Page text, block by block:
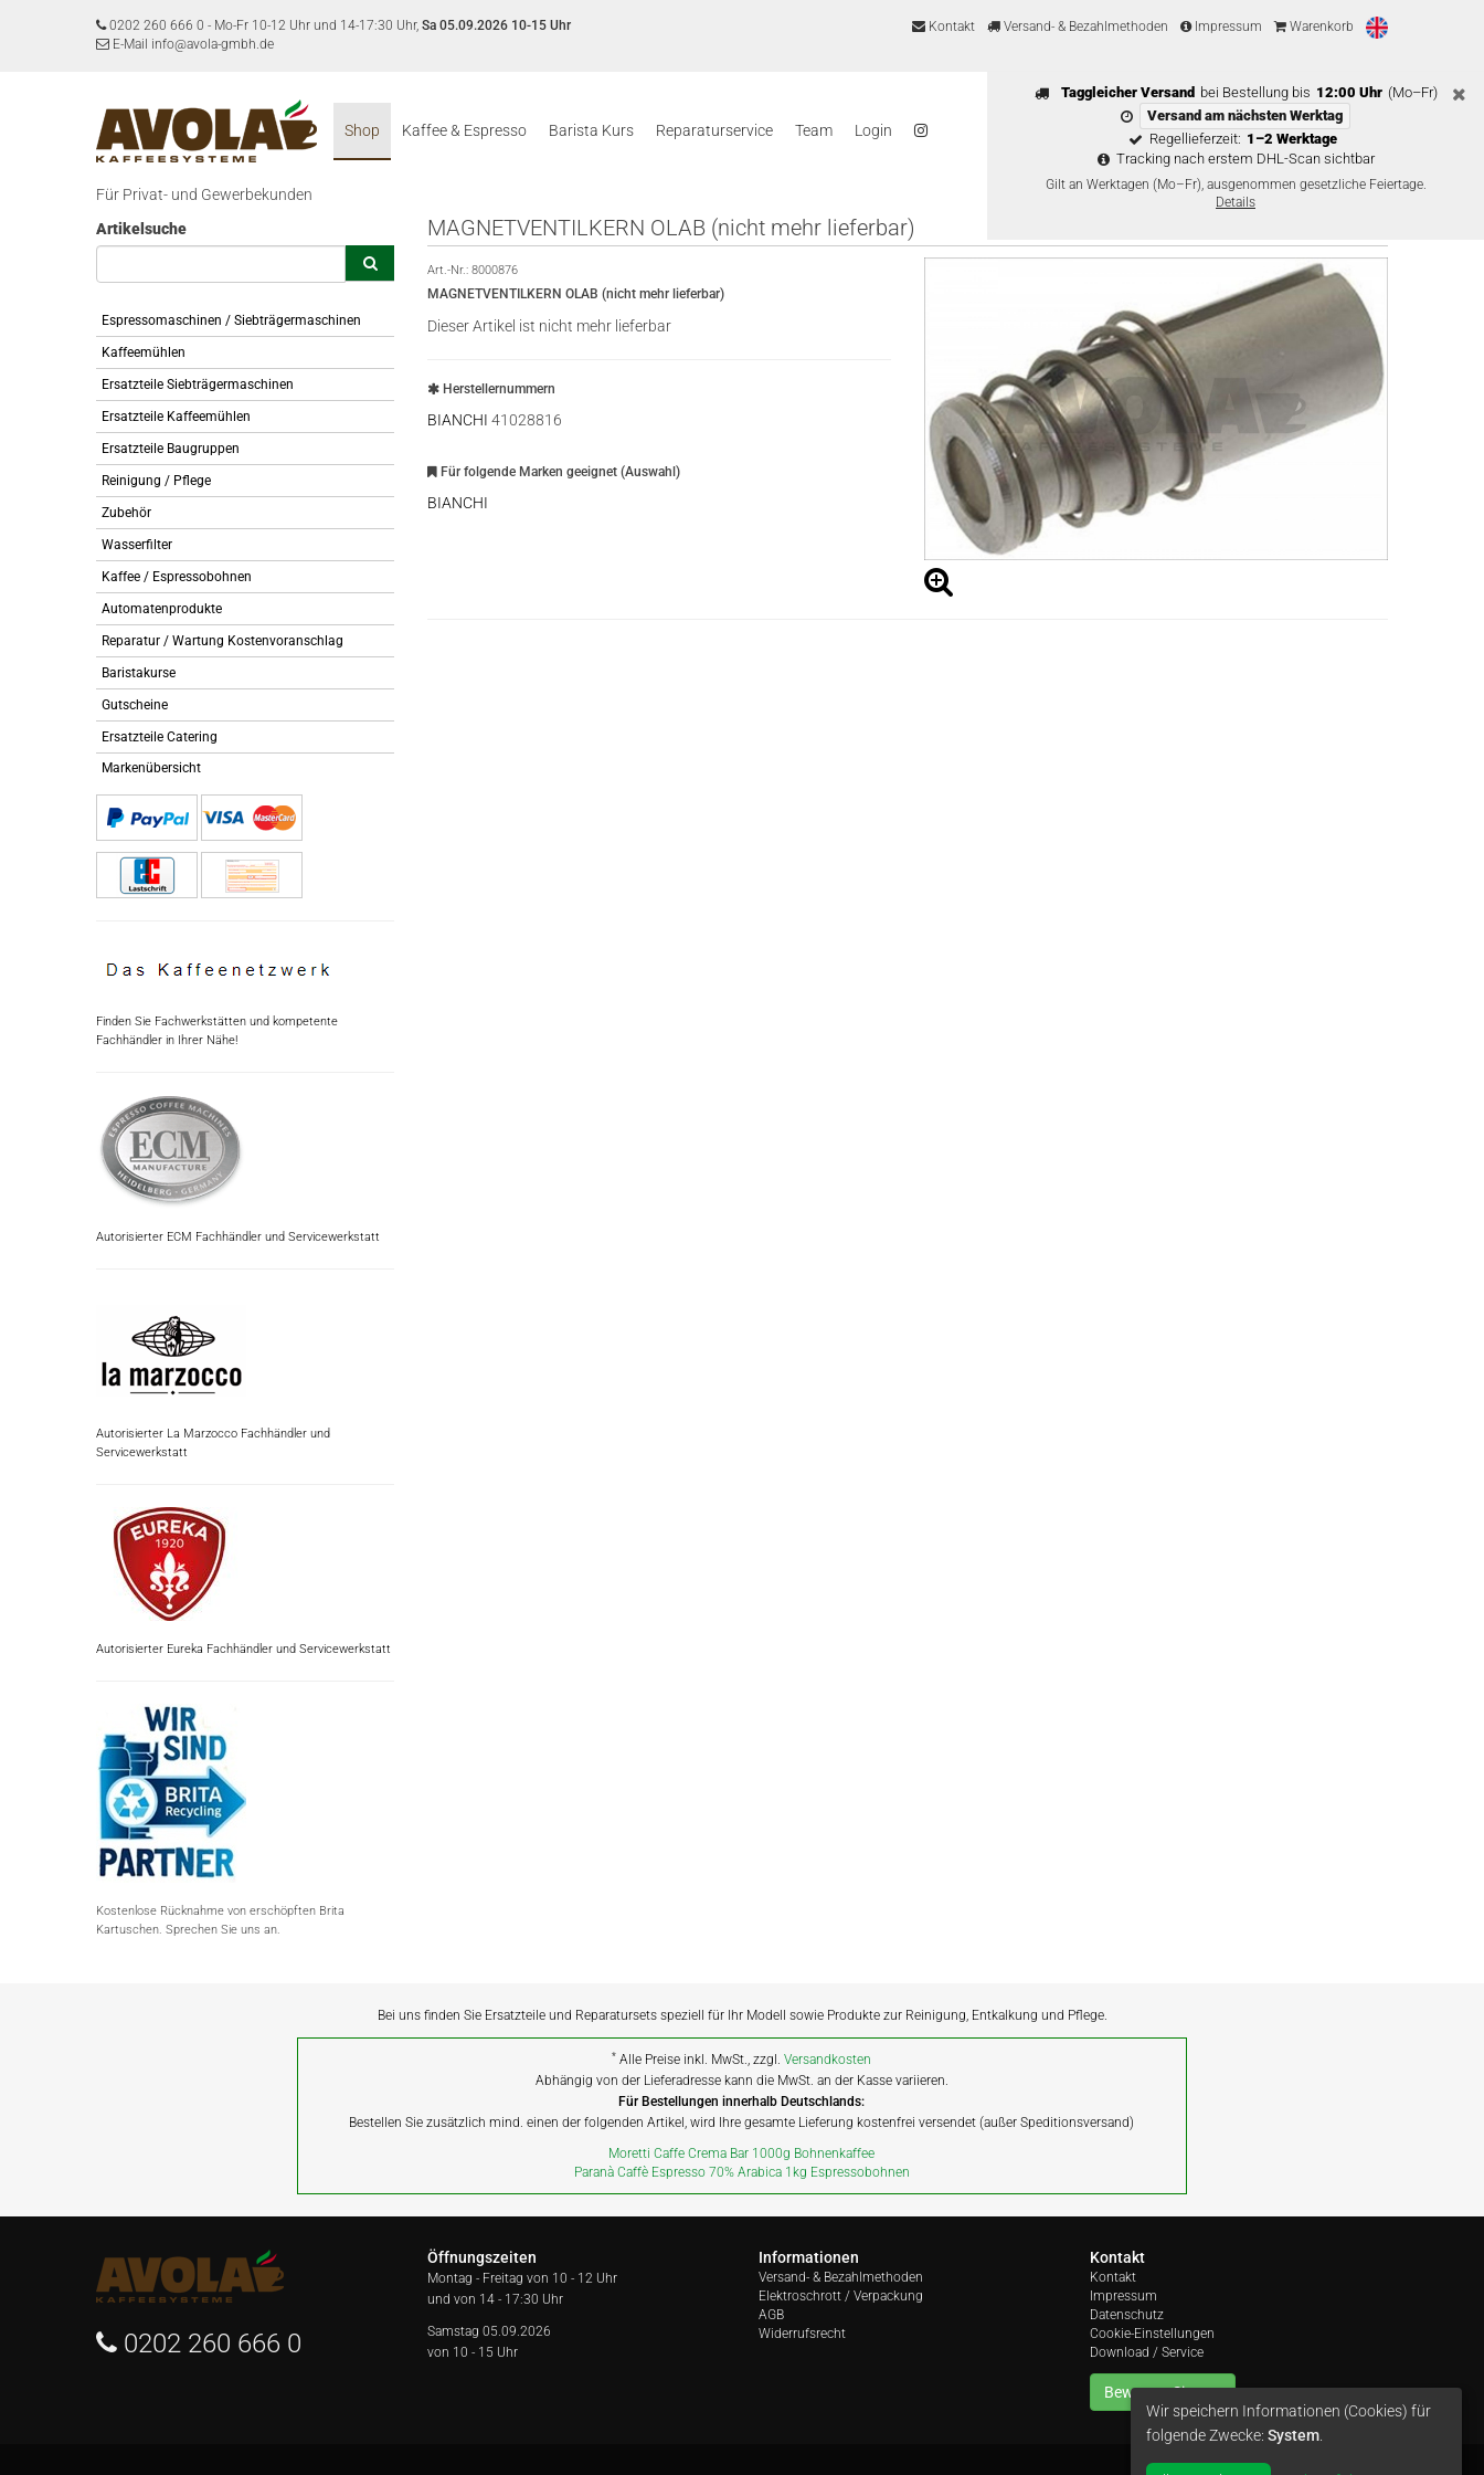
0202 260 666 0 - Mo-Fr 10-12 Uhr und 14-17:30 Uhr, Sa 05.09.2026 10-15 Uhr
E-Mail info@avola-gmbh.de
Kontakt Versand- & Bezahlmethoden Impressum Warenkorb
Taggleicher Versand bei Bestellung bis 12:00 Uhr (Mo–Fr)
Versand am nächsten Werktag
Regellieferzeit: 1–2 Werktage
Tracking nach erstem DHL-Scan sichtbar
Gilt an Werktagen (Mo–Fr), ausgenommen gesetzliche Feiertage.
Details
Shop Kaffee & Espresso Barista Kurs Reparaturservice Team Login
Für Privat- und Gewerbekunden
Artikelsuche
Espressomaschinen / Siebträgermaschinen
Kaffeemühlen
Ersatzteile Siebträgermaschinen
Ersatzteile Kaffeemühlen
Ersatzteile Baugruppen
Reinigung / Pflege
Zubehör
Wasserfilter
Kaffee / Espressobohnen
Automatenprodukte
Reparatur / Wartung Kostenvoranschlag
Baristakurse
Gutscheine
Ersatzteile Catering
Markenübersicht
Finden Sie Fachwerkstätten und kompetente
Fachhändler in Ihrer Nähe!
Autorisierter ECM Fachhändler und Servicewerkstatt
Autorisierter La Marzocco Fachhändler und
Servicewerkstatt
Autorisierter Eureka Fachhändler und Servicewerkstatt
Kostenlose Rücknahme von erschöpften Brita
Kartuschen. Sprechen Sie uns an.
MAGNETVENTILKERN OLAB (nicht mehr lieferbar)
Art.-Nr.: 8000876
MAGNETVENTILKERN OLAB (nicht mehr lieferbar)
Dieser Artikel ist nicht mehr lieferbar
Herstellernummern
BIANCHI 41028816
Für folgende Marken geeignet (Auswahl)
BIANCHI
Bei uns finden Sie Ersatzteile und Reparatursets speziell für Ihr Modell sowie Produkte zur Reinigung, Entkalkung und Pflege.
* Alle Preise inkl. MwSt., zzgl.Versandkosten
Abhängig von der Lieferadresse kann die MwSt. an der Kasse variieren.
Für Bestellungen innerhalb Deutschlands:
Bestellen Sie zusätzlich mind. einen der folgenden Artikel, wird Ihre gesamte Lieferung kostenfrei versendet (außer Speditionsversand)
Moretti Caffe Crema Bar 1000g Bohnenkaffee
Paranà Caffè Espresso 70% Arabica 1kg Espressobohnen
0202 260 666 0
Öffnungszeiten
Montag - Freitag von 10 - 12 Uhr
und von 14 - 17:30 Uhr
Samstag 05.09.2026
von 10 - 15 Uhr
Informationen
Versand- & Bezahlmethoden
Elektroschrott / Verpackung
AGB
Widerrufsrecht
Kontakt
Kontakt
Impressum
Datenschutz
Cookie-Einstellungen
Download / Service
Bewerten Sie uns
Wir speichern Informationen (Cookies) für
folgende Zwecke: System